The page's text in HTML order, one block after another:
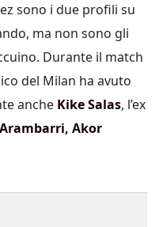
sono i due profili su
ma non sono gli
Durante il match
del Milan ha avuto
anche Kike Salas, l’ex
Akor